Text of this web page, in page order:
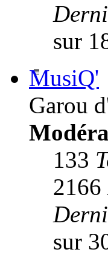
sur
MusiQ'
Garou
133
2166
sur